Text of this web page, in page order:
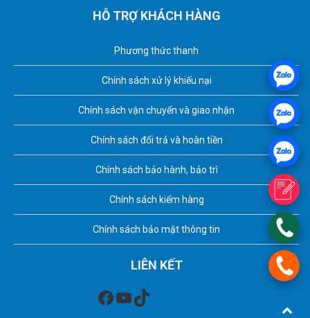
HỖ TRỢ KHÁCH HÀNG
Phương thức thanh
Chính sách xử lý khiếu nại
Chính sách vận chuyển và giao nhận
Chính sách đổi trả và hoàn tiền
Chính sách bảo hành, bảo trì
Chính sách kiểm hàng
Chính sách bảo mật thông tin
LIÊN KẾT
Facebook
Youtube
TikTok